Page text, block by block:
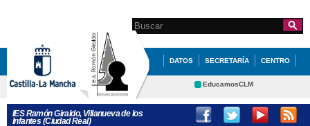
contenido
principal
Formulario de
búsqueda
Search this site
DATOS SECRETARÍA CENTRO
QUÉ HACEMOS NOVEDADES
ERASMUS + EVALUACIÓN
EducamosCLM
Educación Cultura
IES Ramón Giraldo, Villanueva de los
Infantes (Ciudad Real)